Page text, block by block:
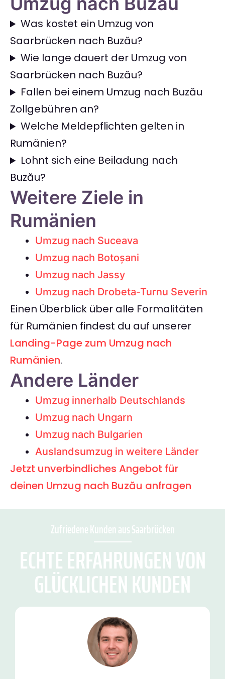
Was kostet ein Umzug von
Saarbrücken nach Buzău?
Wie lange dauert der Umzug von
Saarbrücken nach Buzău?
Fallen bei einem Umzug nach Buzău
Zollgebühren an?
Welche Meldepflichten gelten in
Rumänien?
Lohnt sich eine Beiladung nach
Buzău?
Weitere Ziele in
Rumänien
Umzug nach Suceava
Umzug nach Botoșani
Umzug nach Jassy
Umzug nach Drobeta-Turnu Severin
Einen Überblick über alle Formalitäten
für Rumänien findest du auf unserer
Landing-Page zum Umzug nach
Rumänien.
Andere Länder
Umzug innerhalb Deutschlands
Umzug nach Ungarn
Umzug nach Bulgarien
Auslandsumzug in weitere Länder
Jetzt unverbindliches Angebot für
deinen Umzug nach Buzău anfragen
Zufriedene Kunden aus Saarbrücken
ECHTE ERFAHRUNGEN VON
GLÜCKLICHEN KUNDEN